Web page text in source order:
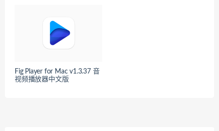
Fig Player for Mac v1.3.37 音
视频播放器中文版